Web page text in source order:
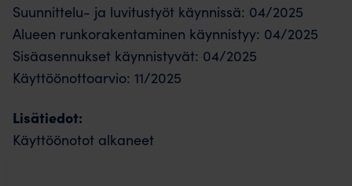
Suunnittelu- ja luvitustyöt käynnissä: 04/2025
Alueen runkorakentaminen käynnistyy: 04/2025
Sisäasennukset käynnistyvät: 04/2025
Käyttöönottoarvio: 11/2025
Lisätiedot:
Käyttöönotot alkaneet